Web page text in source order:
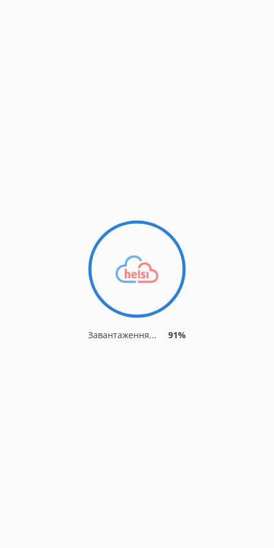
Завантаження... 91%